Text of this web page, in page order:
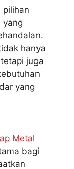
pilihan
yang
hanya
juga
yang
Metal
bagi